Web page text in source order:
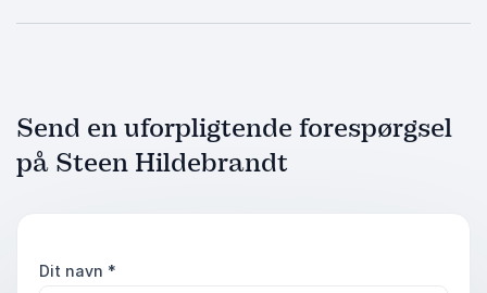
Send en uforpligtende forespørgsel
på Steen Hildebrandt
Dit navn *